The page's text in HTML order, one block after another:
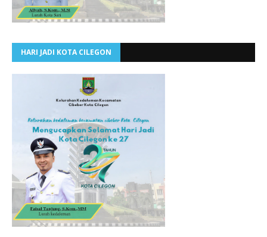
HARI JADI KOTA CILEGON